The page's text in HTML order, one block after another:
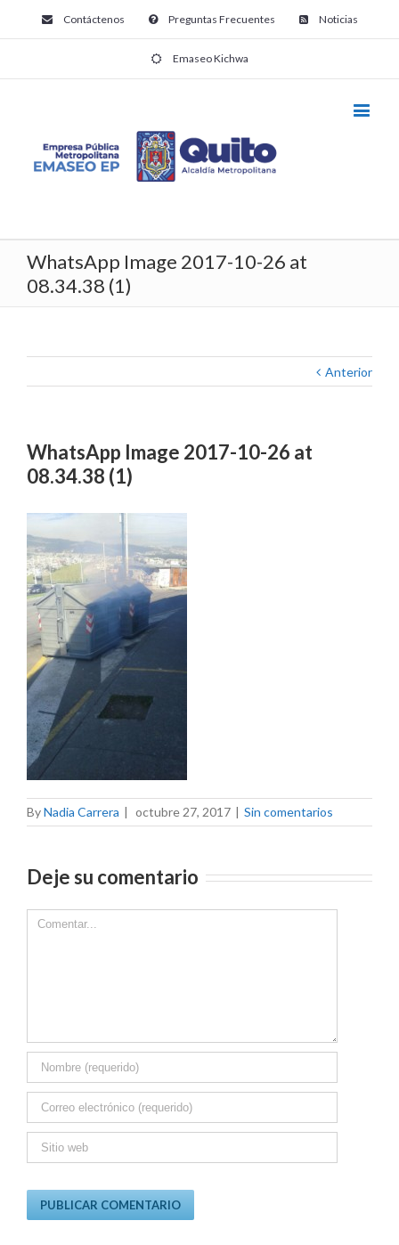
Contáctenos Preguntas Frecuentes Noticias
Emaseo Kichwa
WhatsApp Image 2017-10-26 at
08.34.38 (1)
Anterior
WhatsApp Image 2017-10-26 at
08.34.38 (1)
ByNadia Carrera | octubre 27, 2017 | Sin comentarios
Deje su comentario
Comment